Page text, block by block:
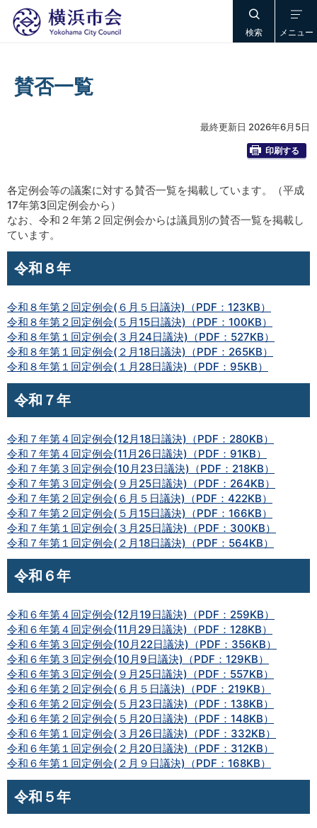
検索 メニュー
賛否一覧
最終更新日 2026年6月5日
印刷する
各定例会等の議案に対する賛否一覧を掲載しています。（平成
17年第3回定例会から）
なお、令和２年第２回定例会からは議員別の賛否一覧を掲載し
ています。
令和８年
令和８年第２回定例会(６月５日議決)（PDF：123KB）
令和８年第２回定例会(５月15日議決)（PDF：100KB）
令和８年第１回定例会(３月24日議決)（PDF：527KB）
令和８年第１回定例会(２月18日議決)（PDF：265KB）
令和８年第１回定例会(１月28日議決)（PDF：95KB）
令和７年
令和７年第４回定例会(12月18日議決)（PDF：280KB）
令和７年第４回定例会(11月26日議決)（PDF：91KB）
令和７年第３回定例会(10月23日議決)（PDF：218KB）
令和７年第３回定例会(９月25日議決)（PDF：264KB）
令和７年第２回定例会(６月５日議決)（PDF：422KB）
令和７年第２回定例会(５月15日議決)（PDF：166KB）
令和７年第１回定例会(３月25日議決)（PDF：300KB）
令和７年第１回定例会(２月18日議決)（PDF：564KB）
令和６年
令和６年第４回定例会(12月19日議決)（PDF：259KB）
令和６年第４回定例会(11月29日議決)（PDF：128KB）
令和６年第３回定例会(10月22日議決)（PDF：356KB）
令和６年第３回定例会(10月9日議決)（PDF：129KB）
令和６年第３回定例会(９月25日議決)（PDF：557KB）
令和６年第２回定例会(６月５日議決)（PDF：219KB）
令和６年第２回定例会(５月23日議決)（PDF：138KB）
令和６年第２回定例会(５月20日議決)（PDF：148KB）
令和６年第１回定例会(３月26日議決)（PDF：332KB）
令和６年第１回定例会(２月20日議決)（PDF：312KB）
令和６年第１回定例会(２月９日議決)（PDF：168KB）
令和５年